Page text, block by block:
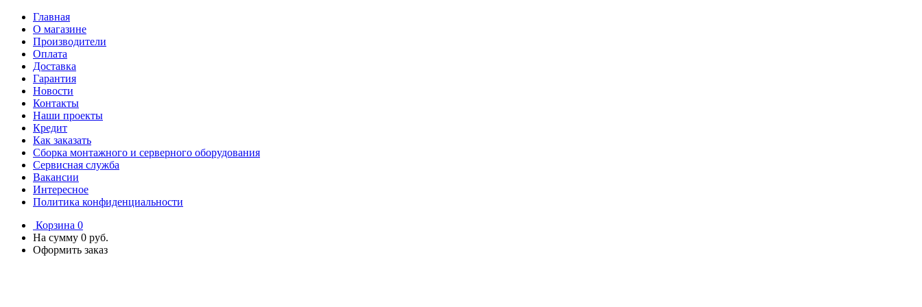
Главная
О магазине
Производители
Оплата
Доставка
Гарантия
Новости
Контакты
Наши проекты
Кредит
Как заказать
Сборка монтажного и серверного оборудования
Сервисная служба
Вакансии
Интересное
Политика конфиденциальности
Корзина 0
На сумму 0 руб.
Оформить заказ